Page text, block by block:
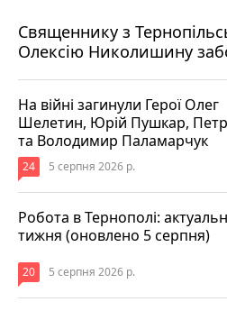
Священнику з
Олексію Николишину
На війні загинули Герої Олег
Шелетин, Юрій Пушкар,
та Володимир Паламарчук
24 5 серпня 2026 р.
Робота в Тернополі:
тижня (оновлено 5 серпня)
20 5 серпня 2026 р.